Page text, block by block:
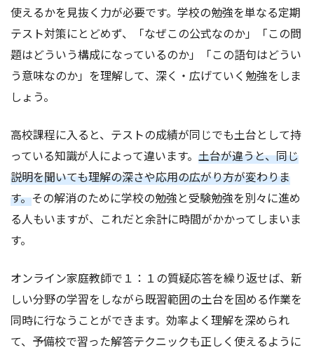
使えるかを見抜く力が必要です。学校の勉強を単なる定期
テスト対策にとどめず、「なぜこの公式なのか」「この問
題はどういう構成になっているのか」「この語句はどうい
う意味なのか」を理解して、深く・広げていく勉強をしま
しょう。
高校課程に入ると、テストの成績が同じでも土台として持
っている知識が人によって違います。 土台が違うと、同じ
説明を聞いても理解の深さや応用の広がり方が変わりま
す。その解消のために学校の勉強と受験勉強を別々に進め
る人もいますが、これだと余計に時間がかかってしまいま
す。
オンライン家庭教師で１：１の質疑応答を繰り返せば、新
しい分野の学習をしながら既習範囲の土台を固める作業を
同時に行なうことができます。効率よく理解を深められ
て、予備校で習った解答テクニックも正しく使えるように